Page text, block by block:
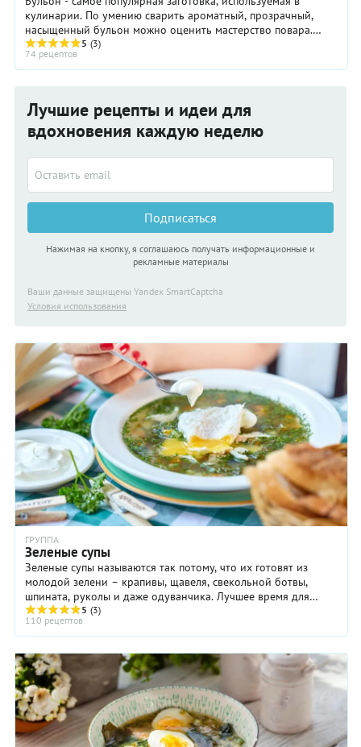
кулинарии. По умению сварить ароматный, прозрачный,
насыщенный бульон можно оценить мастерство повара.
Бульон - это прежде всего основа супа. Просто ...
5 (3)
74 рецептов
Лучшие рецепты и идеи для
вдохновения каждую неделю
Подписаться
Нажимая на кнопку, я соглашаюсь получать информационные и
рекламные материалы
Ваши данные защищены Yandex SmartCaptcha
Условия использования
ГРУППА
Зеленые супы
Зеленые супы называются так потому, что их готовят из
молодой зелени – крапивы, щавеля, свекольной ботвы,
шпината, руколы и даже одуванчика. Лучшее время для
зеленых супов – май и начало июня, когда в ...
5 (3)
110 рецептов